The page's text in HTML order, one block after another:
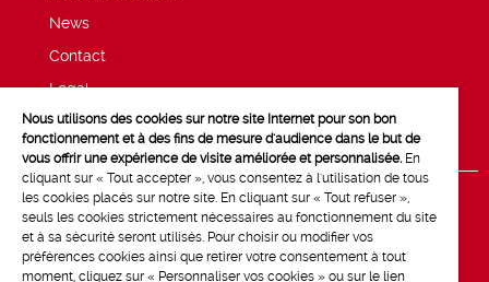
News
Contact
Legal
Privacy and cookie policy
Nous utilisons des cookies sur notre site Internet pour son bon
fonctionnement et à des fins de mesure d'audience dans le but de
vous offrir une expérience de visite améliorée et personnalisée. En
cliquant sur « Tout accepter », vous consentez à l'utilisation de tous
les cookies placés sur notre site. En cliquant sur « Tout refuser »,
seuls les cookies strictement nécessaires au fonctionnement du site
et à sa sécurité seront utilisés. Pour choisir ou modifier vos
préférences cookies ainsi que retirer votre consentement à tout
moment, cliquez sur « Personnaliser vos cookies » ou sur le lien